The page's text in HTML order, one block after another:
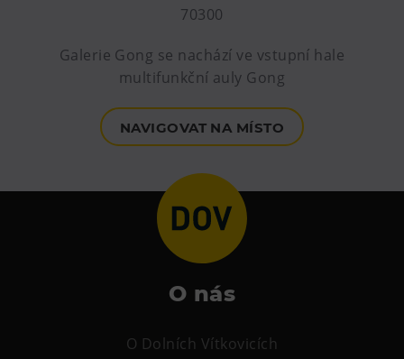
70300
Galerie Gong se nachází ve vstupní hale
multifunkční auly Gong
NAVIGOVAT NA MÍSTO
O nás
O Dolních Vítkovicích